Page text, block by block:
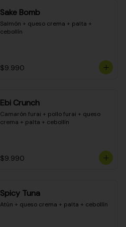
Sake Bomb
Salmón + queso crema + palta +
cebollín
$9.990
Ebi Crunch
Camarón furai + pollo furai + queso
crema + palta + cebollín
$9.990
Spicy Tuna
Atún + queso crema + palta + cebollín